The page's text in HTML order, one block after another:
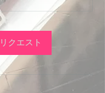
クエスト